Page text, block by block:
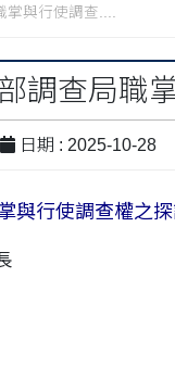
掌與行使調查....
調查局職
日期 : 2025-10-28
與行使調查權之